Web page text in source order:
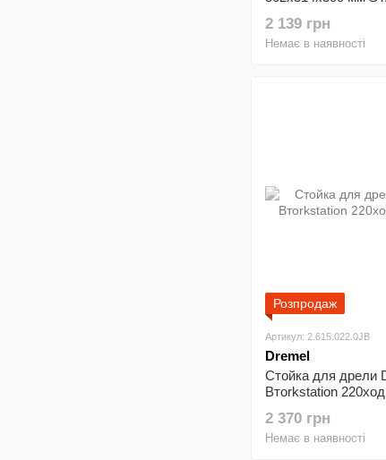
2 139 грн
Немає в наявності
Розпродаж
Артикул: 2.615.022.0JB
Dremel
Стойка для дрели
Втorkstation
2 370 грн
Немає в наявності